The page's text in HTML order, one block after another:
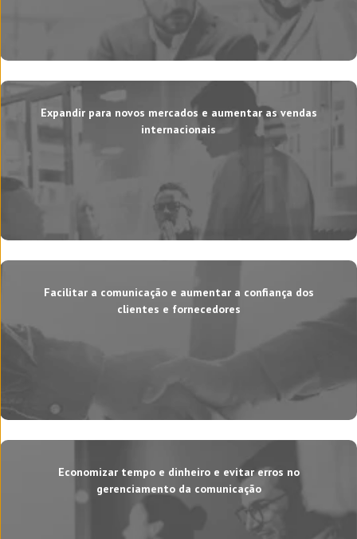
Expandir para novos mercados e aumentar as vendas
internacionais
Facilitar a comunicação e aumentar a confiança dos
clientes e fornecedores
Economizar tempo e dinheiro e evitar erros no
gerenciamento da comunicação